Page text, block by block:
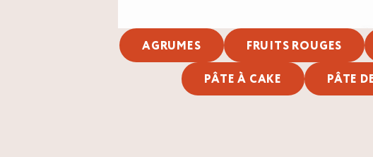
AGRUMES FRUITS ROUGES
PÂTE À CAKE PÂTE